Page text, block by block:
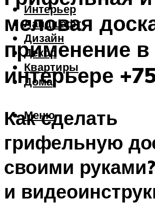
Интерьер
Ландшафт
Дизайн
Декор
Квартиры
Дома
Меню
меловая
применение в
интерьере
Как сделать
грифельную
своими
и